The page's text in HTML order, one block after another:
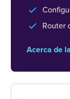
Router
Acerca de